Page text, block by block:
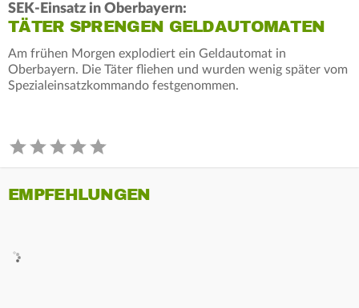
SEK-Einsatz in Oberbayern:
TÄTER SPRENGEN GELDAUTOMATEN
Am frühen Morgen explodiert ein Geldautomat in
Oberbayern. Die Täter fliehen und wurden wenig später vom
Spezialeinsatzkommando festgenommen.
EMPFEHLUNGEN